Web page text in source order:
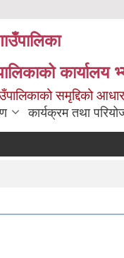
समृद्दिको
कार्यक्रम तथा